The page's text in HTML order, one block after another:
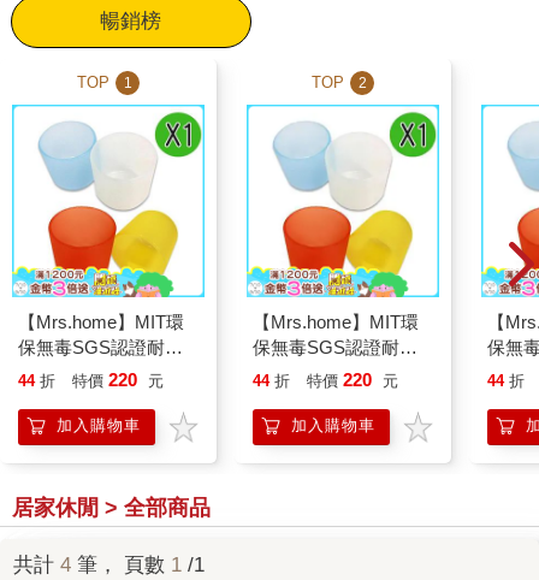
暢銷榜
TOP 1
【Mrs.home】MIT環
保無毒SGS認證耐熱
耐酸矽膠水杯
44 折 特價 220 元
加入購物車
TOP 2
【Mrs.home】MIT環
保無毒SGS認證耐熱
耐酸矽膠水杯
44 折 特價 220 元
加入購物車
【
保無
耐酸
44 折
居家休閒 > 全部商品
共計 4 筆， 頁數 1 /1